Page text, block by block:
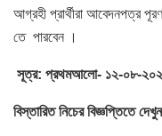
আগ্রহী প্রার্থীরা আবেদনপত্র
তে পারবেন ।
সূত্র: প্রথমআলো- ১২-০৮-
বিস্তারিত নিচের বিজ্ঞপ্তিতে দেখুন